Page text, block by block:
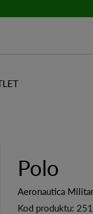
Polo
Aeronautica
Kod produktu: